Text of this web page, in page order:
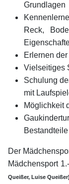
Grundlagen
Reck,
Erlernen
Vielseitiges
Schulung
mit
Möglichkeit
Der
Mädchensport
Queißer, Luise Queißer)